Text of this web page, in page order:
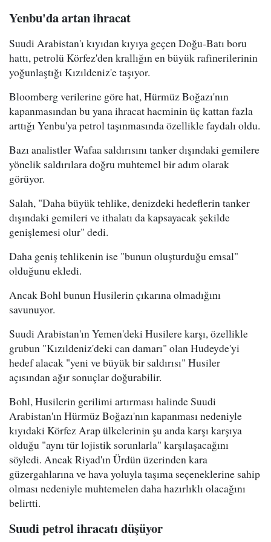
Yenbu'da artan ihracat
Suudi Arabistan'ı kıyıdan kıyıya geçen Doğu-Batı boru
hattı, petrolü Körfez'den krallığın en büyük rafinerilerinin
yoğunlaştığı Kızıldeniz'e taşıyor.
Bloomberg verilerine göre hat, Hürmüz Boğazı'nın
kapanmasından bu yana ihracat hacminin üç kattan fazla
arttığı Yenbu'ya petrol taşınmasında özellikle faydalı oldu.
Bazı analistler Wafaa saldırısını tanker dışındaki gemilere
yönelik saldırılara doğru muhtemel bir adım olarak
görüyor.
Salah, "Daha büyük tehlike, denizdeki hedeflerin tanker
dışındaki gemileri ve ithalatı da kapsayacak şekilde
genişlemesi olur" dedi.
Daha geniş tehlikenin ise "bunun oluşturduğu emsal"
olduğunu ekledi.
Ancak Bohl bunun Husilerin çıkarına olmadığını
savunuyor.
Suudi Arabistan'ın Yemen'deki Husilere karşı, özellikle
grubun "Kızıldeniz'deki can damarı" olan Hudeyde'yi
hedef alacak "yeni ve büyük bir saldırısı" Husiler
açısından ağır sonuçlar doğurabilir.
Bohl, Husilerin gerilimi artırması halinde Suudi
Arabistan'ın Hürmüz Boğazı'nın kapanması nedeniyle
kıyıdaki Körfez Arap ülkelerinin şu anda karşı karşıya
olduğu "aynı tür lojistik sorunlarla" karşılaşacağını
söyledi. Ancak Riyad'ın Ürdün üzerinden kara
güzergahlarına ve hava yoluyla taşıma seçeneklerine sahip
olması nedeniyle muhtemelen daha hazırlıklı olacağını
belirtti.
Suudi petrol ihracatı düşüyor